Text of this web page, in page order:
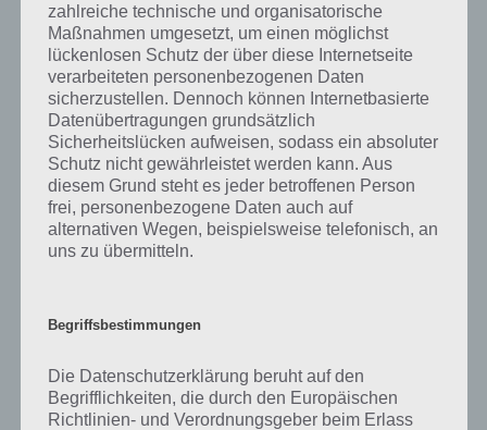
Darum geht es bei 94%
Was ist 94%? In der App 94% musst du auf Basis eines Bildes oder
einer Aussage die Antworten herausfinden, die von anderen Spielern
am häufigsten genannt worden sind. Nur so kannst du das nächste
Level freischalten. Zusammenaddiert ergeben alle Antworten 94
Prozent, wovon die App ihren Namen hat. Entsprechend ist 94
Prozent ein Wort und Rätsel-Spiel. Bereits über 10 Millionen mal
wurde die App mittlerweile heruntergeladen und gehört mit zu den
erfolgreichsten Spiele Apps in diesem Genre im Google Play Store
und iTunes App Store.
Tweet auf Twitter
zahlreiche technische und organisatorische
Maßnahmen umgesetzt, um einen möglichst
lückenlosen Schutz der über diese Internetseite
verarbeiteten personenbezogenen Daten
sicherzustellen. Dennoch können Internetbasierte
Datenübertragungen grundsätzlich
Sicherheitslücken aufweisen, sodass ein absoluter
Schutz nicht gewährleistet werden kann. Aus
diesem Grund steht es jeder betroffenen Person
frei, personenbezogene Daten auch auf
alternativen Wegen, beispielsweise telefonisch, an
uns zu übermitteln.
Begriffsbestimmungen
Die Datenschutzerklärung beruht auf den
Begrifflichkeiten, die durch den Europäischen
Richtlinien- und Verordnungsgeber beim Erlass